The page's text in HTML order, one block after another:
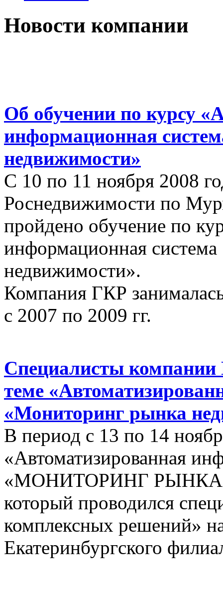
Новости компании
Об обучении по курсу
информационная
недвижимости»
С 10 по 11 ноября 2008
Роснедвижимости по
пройдено обучение по
информационная
недвижимости».
Компания ГКР
с 2007 по 2009 гг.
Специалисты
теме
«Мониторинг рынка
В период с 13 по 14
«Автоматизированная
«МОНИТОРИНГ
который проводился
комплексных решений»
Екатеринбургского